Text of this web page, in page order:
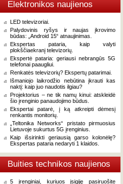
Elektronikos naujienos
LED televizoriai.
Palydovinis ryšys ir naujas įkrovimo
būdas: „Android 15“ atnaujinimas.
Ekspertas pataria, kaip valyti
plokščiaekranį televizorių.
Ekspertė pataria: geriausi nebrangūs 5G
telefonai paaugliui.
Renkatės televizorių? Ekspertų patarimai.
Išmaniojo laikrodžio nebūtina įkrauti kas
naktį: kaip juo naudotis ilgiau?
Projektorius – ne tik namų kinui: atskleidė
šio įrenginio panaudojimo būdus.
Ekspertai patarė, į ką atkreipti dėmesį
renkantis monitorių.
„Teltonika Networks“ pristato pirmuosius
Lietuvoje sukurtus 5G įrenginius.
Kaip išsirinkti geriausią garso kolonėlę?
Ekspertas pataria nedaryti 1 klaidos.
Buities technikos naujienos
5 įrenginiai, kuriuos įsigiję pasiruošite